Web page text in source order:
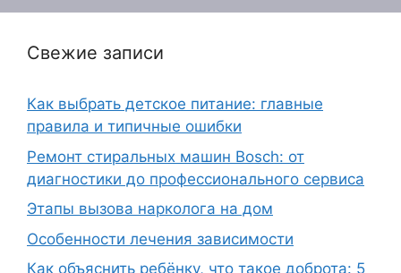
Свежие записи
Как выбрать детское питание: главные
правила и типичные ошибки
Ремонт стиральных машин Bosch: от
диагностики до профессионального сервиса
Этапы вызова нарколога на дом
Особенности лечения зависимости
Как объяснить ребёнку, что такое доброта: 5